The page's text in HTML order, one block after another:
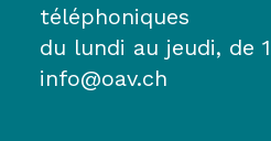
téléphoniques
du lundi au jeudi, de
info@oav.ch